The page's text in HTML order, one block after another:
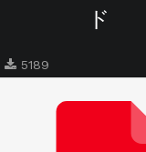
ド
5189